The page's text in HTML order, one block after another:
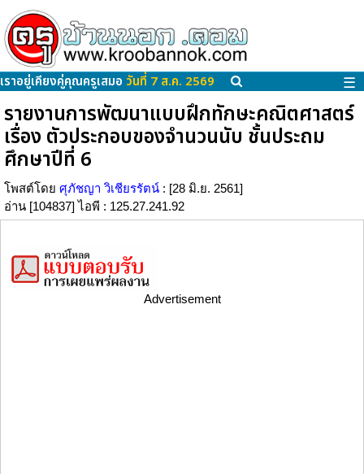
เราอยู่เคียงคู่คุณครูเสมอ วันที่ 7 ส.ค. 2569 ☰
รายงานการพัฒนาแบบฝึกทักษะคณิตศาสตร์
เรื่อง ตัวประกอบของจำนวนนับ ชั้นประถม
ศึกษาปีที่ 6
โพสต์โดย ศุภัชญา วิเชียรรัตน์ : [28 มิ.ย. 2561]
อ่าน [104837] ไอพี : 125.27.241.92
Advertisement